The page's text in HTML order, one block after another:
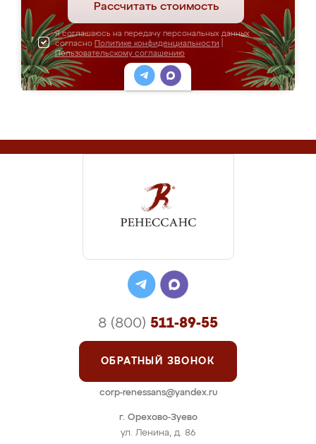
Рассчитать стоимость
Я соглашаюсь на передачу персональных данных
согласно Политике конфиденциальности
Пользовательскому соглашению
г. Орехово-Зуево
ул. Ленина, д. 86
8 (800) 511-89-55
ОБРАТНЫЙ ЗВОНОК
corp-renessans@yandex.ru